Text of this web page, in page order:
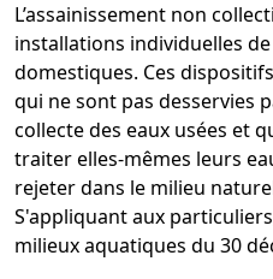
L’assainissement non
installations individuelles
domestiques. Ces
qui ne sont pas desservies
collecte des eaux usées et
traiter elles-mêmes leurs
rejeter dans le milieu
S'appliquant aux
milieux aquatiques du 30